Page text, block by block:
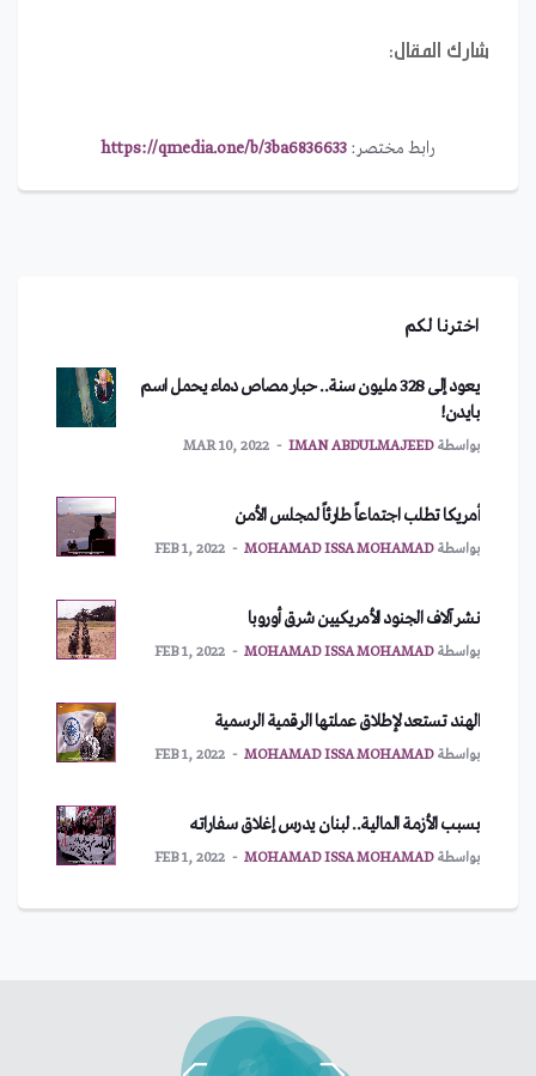
شارك المقال:
رابط مختصر: https://qmedia.one/b/3ba6836633
اخترنا لكم
يعود إلى 328 مليون سنة.. حبار مصاص دماء يحمل اسم
بايدن!
بواسطةIMAN ABDULMAJEED
MAR 10, 2022
أمريكا تطلب اجتماعاً طارئاً لمجلس الأمن
بواسطةMOHAMAD ISSA MOHAMAD
FEB 1, 2022
نشر آلاف الجنود الأمريكيين شرق أوروبا
بواسطةMOHAMAD ISSA MOHAMAD
FEB 1, 2022
الهند تستعد لإطلاق عملتها الرقمية الرسمية
بواسطةMOHAMAD ISSA MOHAMAD
FEB 1, 2022
بسبب الأزمة المالية.. لبنان يدرس إغلاق سفاراته
بواسطةMOHAMAD ISSA MOHAMAD
FEB 1, 2022